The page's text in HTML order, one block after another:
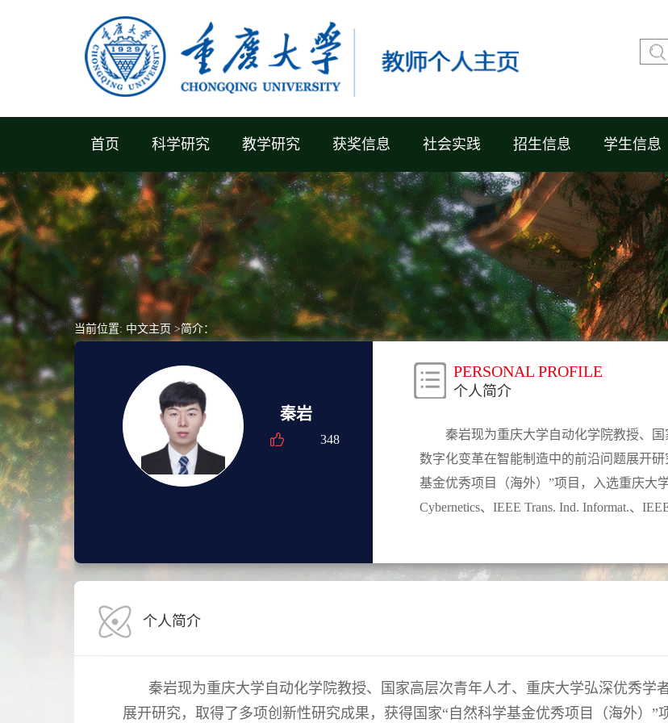
首页 科学研究 教学研究 获奖信息 社会实践 招生信息 学生信息
当前位置: 中文主页>简介：
秦岩
348
PERSONAL PROFILE
个人简介
秦岩现为重庆大学自动化学院教授、
数字化变革在智能制造中的前沿问题展开
基金优秀项目（海外）”项目，入选重庆大
Cybernetics、IEEE Trans. Ind. Informat.、
个人简介
秦岩现为重庆大学自动化学院教授、国家高层次青年人才、重庆大学弘深优秀学
展开研究，取得了多项创新性研究成果，获得国家“自然科学基金优秀项目（海外）”